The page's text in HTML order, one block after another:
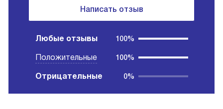
Написать отзыв
Любые отзывы 100%
Положительные 100%
Отрицательные 0%